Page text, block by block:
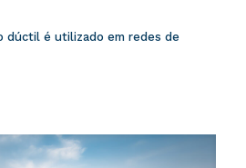
dúctil é utilizado em redes de